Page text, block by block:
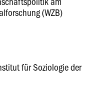
(WZB)
für Soziologie der